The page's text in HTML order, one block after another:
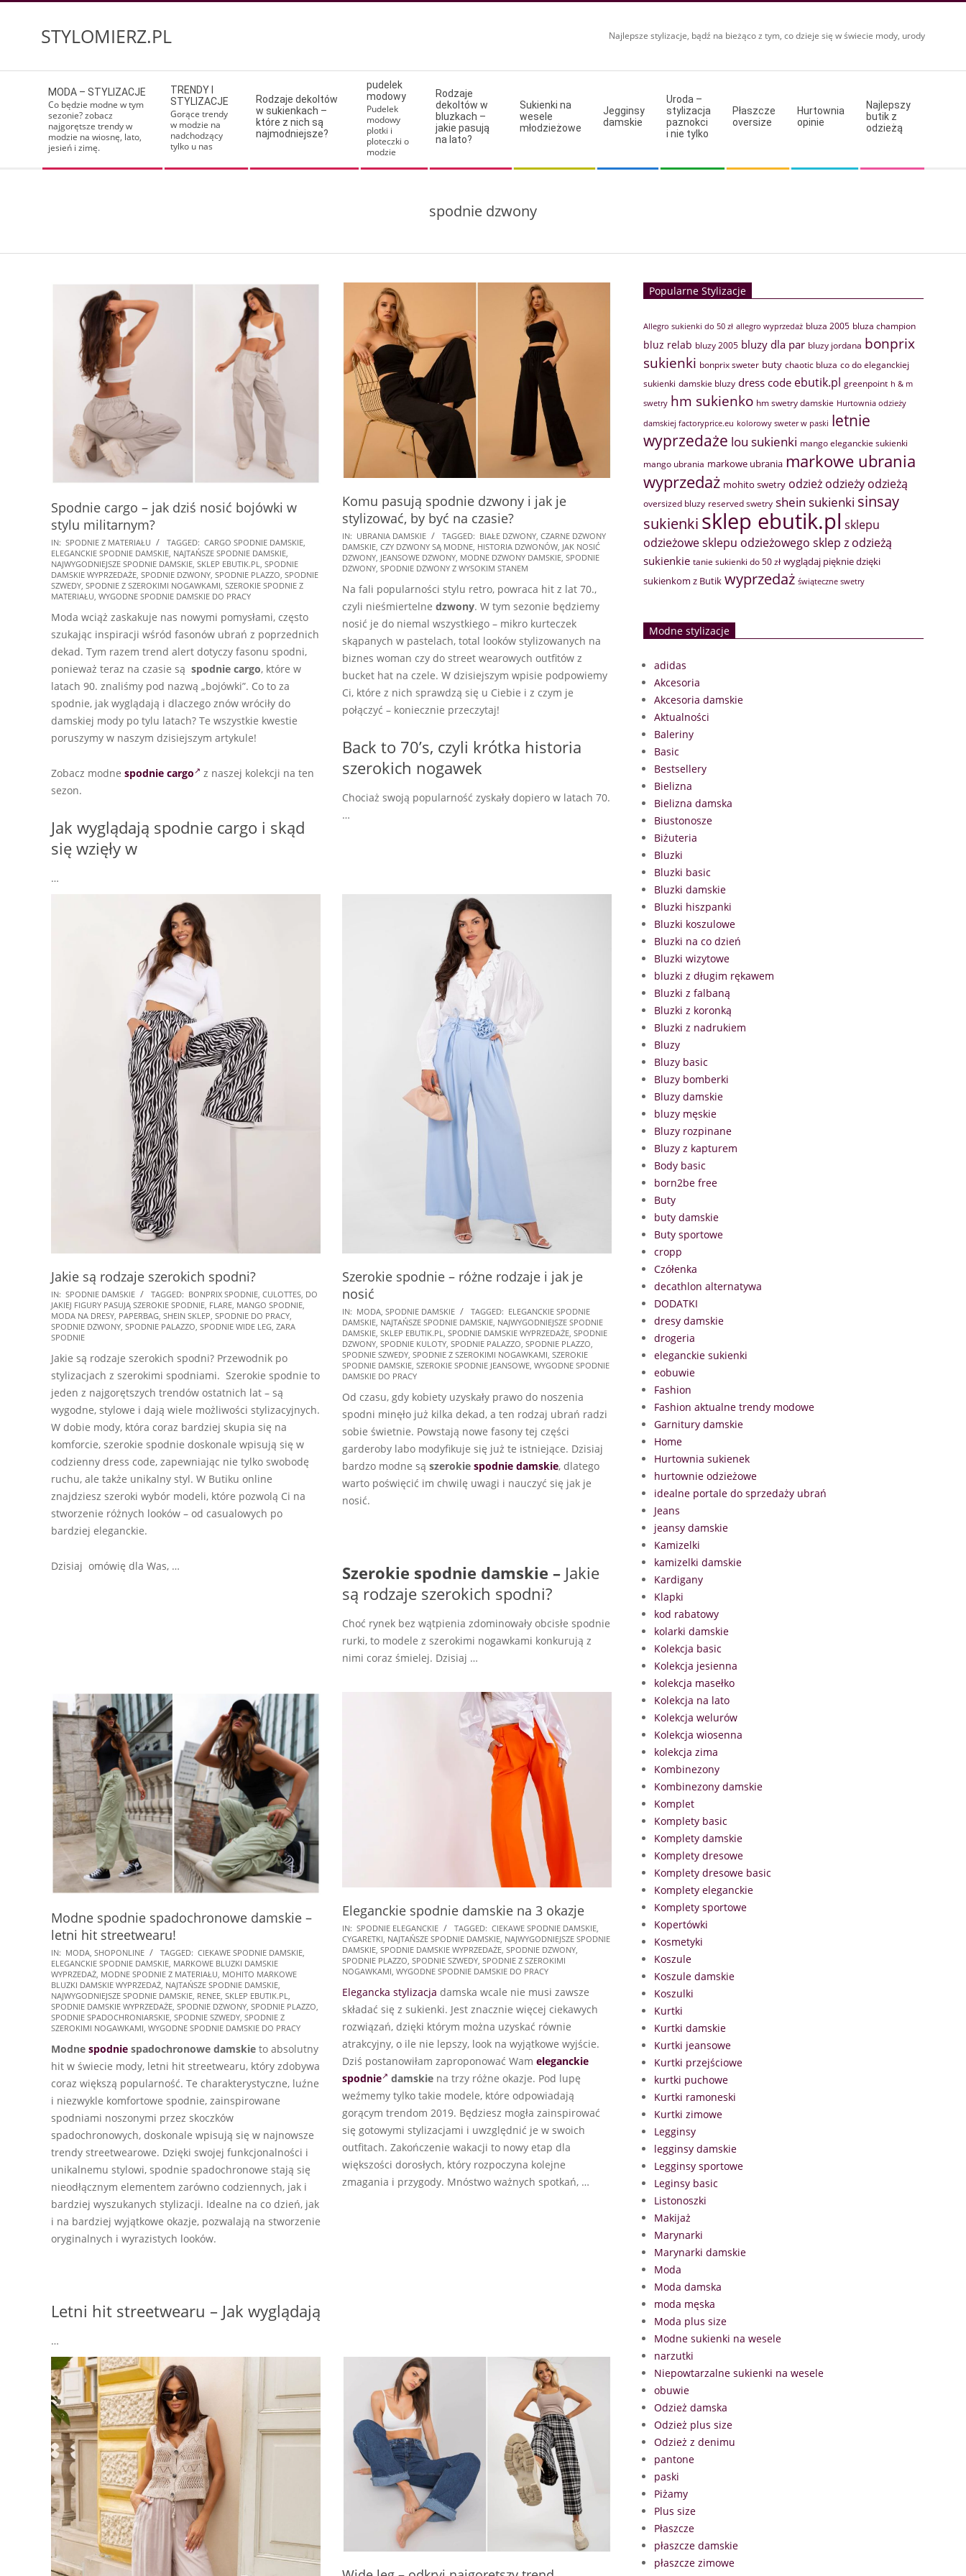
STYLOMIERZ.PL Najlepsze stylizacje, bądź na bieżąco z tym, co dzieje się w świecie mody, urody
Navigation
Menu
MODA – STYLIZACJE
Co będzie modne w tym
sezonie? zobacz
najgorętsze trendy w
modzie na wiosnę, lato,
jesień i zimę.
TRENDY I
STYLIZACJE
Gorące trendy
w modzie na
nadchodzący
tylko u nas
Rodzaje dekoltów
w sukienkach –
które z nich są
najmodniejsze?
pudelek
modowy
Pudelek
modowy
plotki i
ploteczki o
modzie
Rodzaje
dekoltów w
bluzkach –
jakie pasują
na lato?
Sukienki na
wesele
młodzieżowe
Jegginsy
damskie
Uroda –
stylizacja
paznokci
i nie tylko
Płaszcze
oversize
Hurtownia
opinie
Najlepszy
butik z
odzieżą
spodnie dzwony
Spodnie cargo – jak dziś nosić bojówki w
stylu militarnym?
2026-
05-
29
IN: SPODNIE Z MATERIAŁU TAGGED: CARGO SPODNIE DAMSKIE,
ELEGANCKIE SPODNIE DAMSKIE, NAJTAŃSZE SPODNIE DAMSKIE,
NAJWYGODNIEJSZE SPODNIE DAMSKIE, SKLEP EBUTIK.PL, SPODNIE
DAMSKIE WYPRZEDAŻE, SPODNIE DZWONY, SPODNIE PLAZZO, SPODNIE
SZWEDY, SPODNIE Z SZEROKIMI NOGAWKAMI, SZEROKIE SPODNIE Z
MATERIAŁU, WYGODNE SPODNIE DAMSKIE DO PRACY
Moda wciąż zaskakuje nas nowymi pomysłami, często
szukając inspiracji wśród fasonów ubrań z poprzednich
dekad. Tym razem trend alert dotyczy fasonu spodni,
ponieważ teraz na czasie są spodnie cargo, które w
latach 90. znaliśmy pod nazwą „bojówki”. Co to za
spodnie, jak wyglądają i dlaczego znów wróciły do
damskiej mody po tylu latach? Te wszystkie kwestie
poruszymy w naszym dzisiejszym artykule!
Zobacz modne spodnie cargo
z naszej kolekcji na ten
sezon.
Jak wyglądają spodnie cargo i skąd
się wzięły w
…
Komu pasują spodnie dzwony i jak je
stylizować, by być na czasie?
2026-
05-
16
IN: UBRANIA DAMSKIE TAGGED: BIAŁE DZWONY CZARNE DZWONY
DAMSKIE CZY DZWONY SĄ MODNE HISTORIA DZWONÓW JAK NOSIĆ
DZWONY JEANSOWE DZWONY MODNE DZWONY DAMSKIE SPODNIE
DZWONY SPODNIE DZWONY Z WYSOKIM STANEM
Na fali popularności stylu retro, powraca hit z lat 70.,
czyli nieśmiertelne dzwony. W tym sezonie będziemy
nosić je do niemal wszystkiego – mikro kurteczek
skąpanych w pastelach, total looków stylizowanych na
biznes woman czy do street wearowych outfitów z
bucket hat na czele. W dzisiejszym wpisie podpowiemy
Ci, które z nich sprawdzą się u Ciebie i z czym je
połączyć – koniecznie przeczytaj!
Back to 70’s, czyli krótka historia
szerokich nogawek
Chociaż swoją popularność zyskały dopiero w latach 70.
…
Jakie są rodzaje szerokich spodni?
2026-
05-
11
IN: SPODNIE DAMSKIE TAGGED: BONPRIX SPODNIE, CULOTTES, DO
JAKIEJ FIGURY PASUJĄ SZEROKIE SPODNIE, FLARE, MANGO SPODNIE,
MODA NA DRESY, PAPERBAG, SHEIN SKLEP, SPODNIE DO PRACY,
SPODNIE DZWONY, SPODNIE PALAZZO, SPODNIE WIDE LEG, ZARA
SPODNIE
Jakie są rodzaje szerokich spodni? Przewodnik po
stylizacjach z szerokimi spodniami. Szerokie spodnie to
jeden z najgorętszych trendów ostatnich lat – są
wygodne, stylowe i dają wiele możliwości stylizacyjnych.
W dobie mody, która coraz bardziej skupia się na
komforcie, szerokie spodnie doskonale wpisują się w
codzienny dress code, zapewniając nie tylko swobodę
ruchu, ale także unikalny styl. W Butiku online
znajdziesz szeroki wybór modeli, które pozwolą Ci na
stworzenie różnych looków – od casualowych po
bardziej eleganckie.
Dzisiaj omówię dla Was, …
Szerokie spodnie – różne rodzaje i jak je
nosić
2026-
03-
18
IN: MODA, SPODNIE DAMSKIE TAGGED: ELEGANCKIE SPODNIE
DAMSKIE, NAJTAŃSZE SPODNIE DAMSKIE, NAJWYGODNIEJSZE SPODNIE
DAMSKIE, SKLEP EBUTIK.PL, SPODNIE DAMSKIE WYPRZEDAŻE, SPODNIE
DZWONY, SPODNIE KULOTY, SPODNIE PALAZZO, SPODNIE PLAZZO,
SPODNIE SZWEDY, SPODNIE Z SZEROKIMI NOGAWKAMI, SZEROKIE
SPODNIE DAMSKIE, SZEROKIE SPODNIE JEANSOWE, WYGODNE SPODNIE
DAMSKIE DO PRACY
Od czasu, gdy kobiety uzyskały prawo do noszenia
spodni minęło już kilka dekad, a ten rodzaj ubrań radzi
sobie świetnie. Powstają nowe fasony tej części
garderoby labo modyfikuje się już te istniejące. Dzisiaj
bardzo modne są szerokie spodnie damskie, dlatego
warto poświęcić im chwilę uwagi i nauczyć się jak je
nosić.
Szerokie spodnie damskie – Jakie
są rodzaje szerokich spodni?
Choć rynek bez wątpienia zdominowały obcisłe spodnie
rurki, to modele z szerokimi nogawkami konkurują z
nimi coraz śmielej. Dzisiaj …
Modne spodnie spadochronowe damskie –
letni hit streetwearu!
2026-
02-
12
IN: MODA SHOPONLINE TAGGED: CIEKAWE SPODNIE DAMSKIE
ELEGANCKIE SPODNIE DAMSKIE MARKOWE BLUZKI DAMSKIE
WYPRZEDAŻ MODNE SPODNIE Z MATERIAŁU MOHITO MARKOWE
BLUZKI DAMSKIE WYPRZEDAŻ NAJTAŃSZE SPODNIE DAMSKIE
NAJWYGODNIEJSZE SPODNIE DAMSKIE RENEE SKLEP EBUTIK.PL
SPODNIE DAMSKIE WYPRZEDAŻE SPODNIE DZWONY SPODNIE PLAZZO
SPODNIE SPADOCHRONIARSKIE SPODNIE SZWEDY SPODNIE Z
SZEROKIMI NOGAWKAMI WYGODNE SPODNIE DAMSKIE DO PRACY
Modne spodnie spadochronowe damskie to absolutny
hit w świecie mody, letni hit streetwearu, który zdobywa
coraz większą popularność. Te charakterystyczne, luźne
i niezwykle komfortowe spodnie, zainspirowane
spodniami noszonymi przez skoczków
spadochronowych, doskonale wpisują się w najnowsze
trendy streetwearowe. Dzięki swojej funkcjonalności i
unikalnemu stylowi, spodnie spadochronowe stają się
nieodłącznym elementem zarówno codziennych, jak i
bardziej wyszukanych stylizacji. Idealne na co dzień, jak
i na bardziej wyjątkowe okazje, pozwalają na stworzenie
oryginalnych i wyrazistych looków.
Letni hit streetwearu – Jak wyglądają
…
Eleganckie spodnie damskie na 3 okazje
2025-
08-
16
IN: SPODNIE ELEGANCKIE TAGGED: CIEKAWE SPODNIE DAMSKIE
CYGARETKI NAJTAŃSZE SPODNIE DAMSKIE NAJWYGODNIEJSZE SPODNIE
DAMSKIE SPODNIE DAMSKIE WYPRZEDAŻE SPODNIE DZWONY
SPODNIE PLAZZO SPODNIE SZWEDY SPODNIE Z SZEROKIMI
NOGAWKAMI WYGODNE SPODNIE DAMSKIE DO PRACY
Elegancka stylizacja damska wcale nie musi zawsze
składać się z sukienki. Jest znacznie więcej ciekawych
rozwiązań, dzięki którym można uzyskać równie
atrakcyjny, o ile nie lepszy, look na wyjątkowe wyjście.
Dziś postanowiłam zaproponować Wam eleganckie
spodnie
damskie na trzy różne okazje. Pod lupę
weźmemy tylko takie modele, które odpowiadają
gorącym trendom 2019. Będziesz mogła zainspirować
się gotowymi stylizacjami i uwzględnić je w swoich
outfitach. Zakończenie wakacji to nowy etap dla
większości dorosłych, który rozpoczyna kolejne
zmagania i przygody. Mnóstwo ważnych spotkań, …
Popularne Stylizacje
Allegro sukienki do 50 zł allegro wyprzedaż bluza 2005 bluza champion
bluz relab bluzy 2005 bluzy dla par bluzy jordana bonprix
sukienki bonprix sweter buty chaotic bluza co do eleganckiej
sukienki damskie bluzy dress code ebutik.pl greenpoint h & m
swetry hm sukienko hm swetry damskie Hurtownia odzieży
damskiej factoryprice.eu kolorowy sweter w paski letnie
wyprzedaże lou sukienki mango eleganckie sukienki
mango ubrania markowe ubrania markowe ubrania
wyprzedaż mohito swetry odzież odzieży odzieżą
oversized bluzy reserved swetry shein sukienki sinsay
sukienki sklep ebutik.pl sklepu
odzieżowesklepu odzieżowego sklep z odzieżą
sukienkie tanie sukienki do 50 zł wyglądaj pięknie dzięki
sukienkom z Butik wyprzedaż świąteczne swetry
Modne stylizacje
adidas
Akcesoria
Akcesoria damskie
Aktualności
Baleriny
Basic
Bestsellery
Bielizna
Bielizna damska
Biustonosze
Biżuteria
Bluzki
Bluzki basic
Bluzki damskie
Bluzki hiszpanki
Bluzki koszulowe
Bluzki na co dzień
Bluzki wizytowe
bluzki z długim rękawem
Bluzki z falbaną
Bluzki z koronką
Bluzki z nadrukiem
Bluzy
Bluzy basic
Bluzy bomberki
Bluzy damskie
bluzy męskie
Bluzy rozpinane
Bluzy z kapturem
Body basic
born2be free
Buty
buty damskie
Buty sportowe
cropp
Czółenka
decathlon alternatywa
DODATKI
dresy damskie
drogeria
eleganckie sukienki
eobuwie
Fashion
Fashion aktualne trendy modowe
Garnitury damskie
Home
Hurtownia sukienek
hurtownie odzieżowe
idealne portale do sprzedaży ubrań
Jeans
jeansy damskie
Kamizelki
kamizelki damskie
Kardigany
Klapki
kod rabatowy
kolarki damskie
Kolekcja basic
Kolekcja jesienna
kolekcja masełko
Kolekcja na lato
Kolekcja welurów
Kolekcja wiosenna
kolekcja zima
Kombinezony
Kombinezony damskie
Komplet
Komplety basic
Komplety damskie
Komplety dresowe
Komplety dresowe basic
Komplety eleganckie
Komplety sportowe
Kopertówki
Kosmetyki
Koszule
Koszule damskie
Koszulki
Kurtki
Kurtki damskie
Kurtki jeansowe
Kurtki przejściowe
kurtki puchowe
Kurtki ramoneski
Kurtki zimowe
Legginsy
legginsy damskie
Legginsy sportowe
Leginsy basic
Listonoszki
Makijaż
Marynarki
Marynarki damskie
Moda
Moda damska
moda męska
Moda plus size
Modne sukienki na wesele
narzutki
Niepowtarzalne sukienki na wesele
obuwie
Odzież damska
Odzież plus size
Odzież z denimu
pantone
paski
Piżamy
Plus size
Płaszcze
płaszcze damskie
płaszcze zimowe